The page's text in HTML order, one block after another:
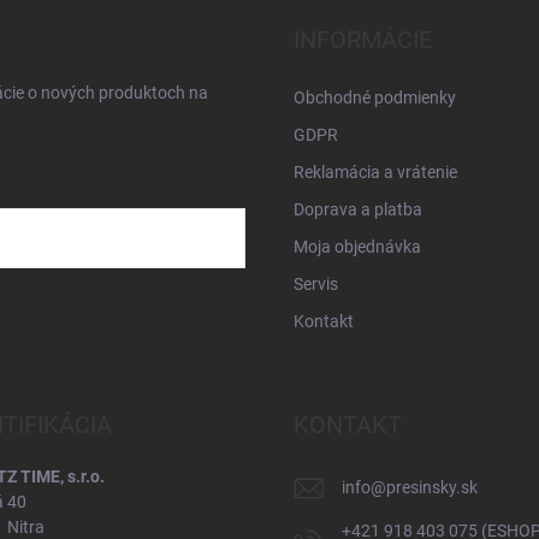
o nových produktoch na
Obchodné podmienky
GDPR
Reklamácia a vrátenie
Doprava a platba
Moja objednávka
Servis
Kontakt
TIME, s.r.o.
40
Nitra
info@presinsky.sk
+421 918 403 075